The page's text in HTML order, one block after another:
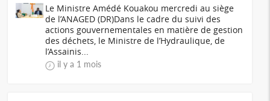
Le Ministre Amédé Kouakou mercredi au siège
de l’ANAGED (DR)Dans le cadre du suivi des
actions gouvernementales en matière de gestion
des déchets, le Ministre de l’Hydraulique, de
l’Assainis...
il y a 1 mois